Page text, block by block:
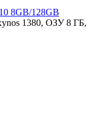
8GB/128GB
1380, ОЗУ 8 ГБ,